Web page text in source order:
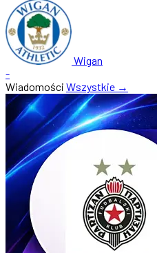
Wigan
-
Wiadomości Wszystkie →